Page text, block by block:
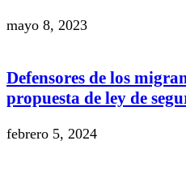
mayo 8, 2023
Defensores de los
propuesta de ley de
febrero 5, 2024